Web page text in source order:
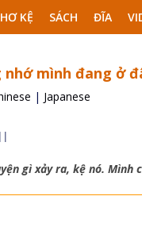
KỆ SÁCH ĐĨA
nhớ mình đang ở
| Japanese
gì xảy ra, kệ nó. Mình